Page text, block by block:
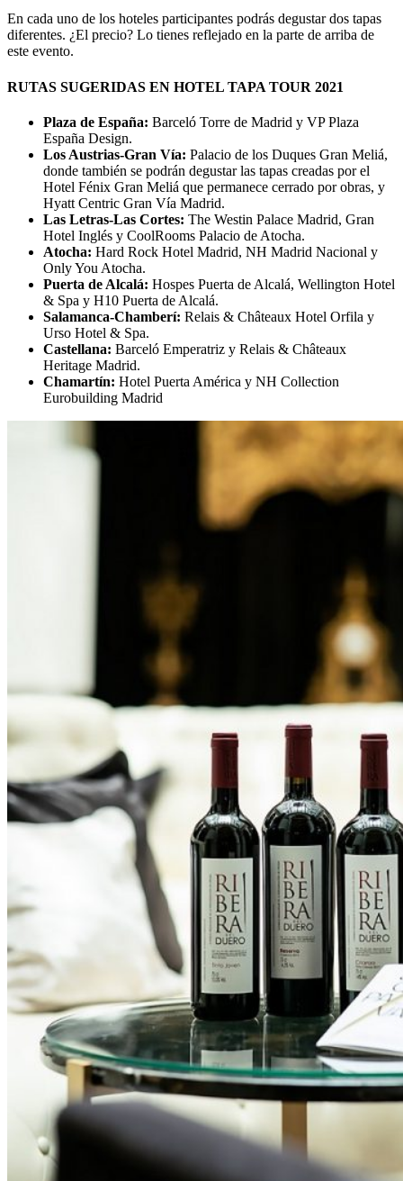
En cada uno de los hoteles participantes podrás degustar dos tapas
diferentes. ¿El precio? Lo tienes reflejado en la parte de arriba de
este evento.
RUTAS SUGERIDAS EN HOTEL TAPA TOUR 2021
Plaza de España: Barceló Torre de Madrid y VP Plaza
España Design.
Los Austrias-Gran Vía: Palacio de los Duques Gran Meliá,
donde también se podrán degustar las tapas creadas por el
Hotel Fénix Gran Meliá que permanece cerrado por obras, y
Hyatt Centric Gran Vía Madrid.
Las Letras-Las Cortes: The Westin Palace Madrid, Gran
Hotel Inglés y CoolRooms Palacio de Atocha.
Atocha: Hard Rock Hotel Madrid, NH Madrid Nacional y
Only You Atocha.
Puerta de Alcalá: Hospes Puerta de Alcalá, Wellington Hotel
& Spa y H10 Puerta de Alcalá.
Salamanca-Chamberí: Relais & Châteaux Hotel Orfila y
Urso Hotel & Spa.
Castellana: Barceló Emperatriz y Relais & Châteaux
Heritage Madrid.
Chamartín: Hotel Puerta América y NH Collection
Eurobuilding Madrid